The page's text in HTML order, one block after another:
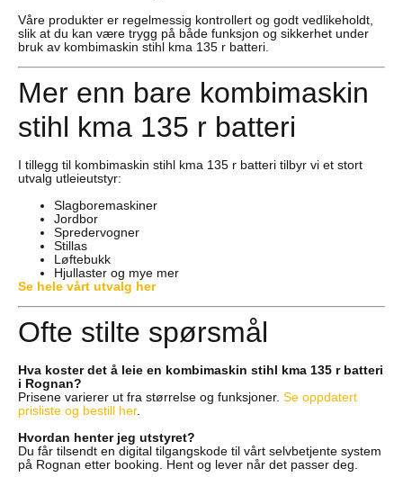
Våre produkter er regelmessig kontrollert og godt vedlikeholdt,
slik at du kan være trygg på både funksjon og sikkerhet under
bruk av kombimaskin stihl kma 135 r batteri.
Mer enn bare kombimaskin
stihl kma 135 r batteri
I tillegg til kombimaskin stihl kma 135 r batteri tilbyr vi et stort
utvalg utleieutstyr:
Slagboremaskiner
Jordbor
Spredervogner
Stillas
Løftebukk
Hjullaster og mye mer
Se hele vårt utvalg her
Ofte stilte spørsmål
Hva koster det å leie en kombimaskin stihl kma 135 r batteri
i Rognan?
Prisene varierer ut fra størrelse og funksjoner. Se oppdatert
prisliste og bestill her.
Hvordan henter jeg utstyret?
Du får tilsendt en digital tilgangskode til vårt selvbetjente system
på Rognan etter booking. Hent og lever når det passer deg.